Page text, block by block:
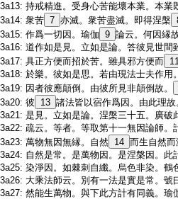
持戒精進。受身心苦能壞本業。本業
衆苦 7 亦滅。衆苦盡滅。即得涅槃
作爲一切因。瑜伽 9 論云。何因縁
道作如是見。立如是論。答彼見世間
具正方便而招於苦。雖具邪方便而
於樂。彼如是思。若由現法士夫作用
因者彼應顛倒。由彼所見非顛倒故。
彼 13 諸法皆以宿作爲因。由此理故
是見。立如是論。涅槃三十五。廣破
疏云。等者。等取第十一無因論師。
萬物無因無縁。自然 14 而生自然
自然是常。是萬物因。是涅槃因。此
染淨因。如棘刺自纖。烏色非染。鶴
大乘法師云。別有一法是實是常。號
然能生萬物。與下此方計有同義。瑜